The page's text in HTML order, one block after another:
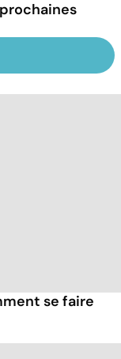
se faire